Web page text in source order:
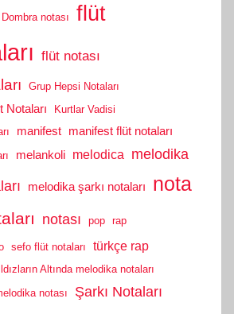
Dombra notası flüt
flüt notası
Grup Hepsi Notaları
Notaları
Kurtlar Vadisi
manifest manifest flüt notaları
melankoli melodica
melodika
melodika şarkı notaları nota
notası pop rap
sefo flüt notaları türkçe rap
Altında melodika notaları
notası
Şarkı Notaları